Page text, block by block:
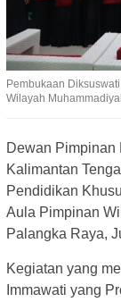
Pembukaan
Wilayah
Dewan Pimpinan
Kalimantan
Pendidikan
Aula Pimpinan
Palangka Raya,
Kegiatan yang
Immawati yang